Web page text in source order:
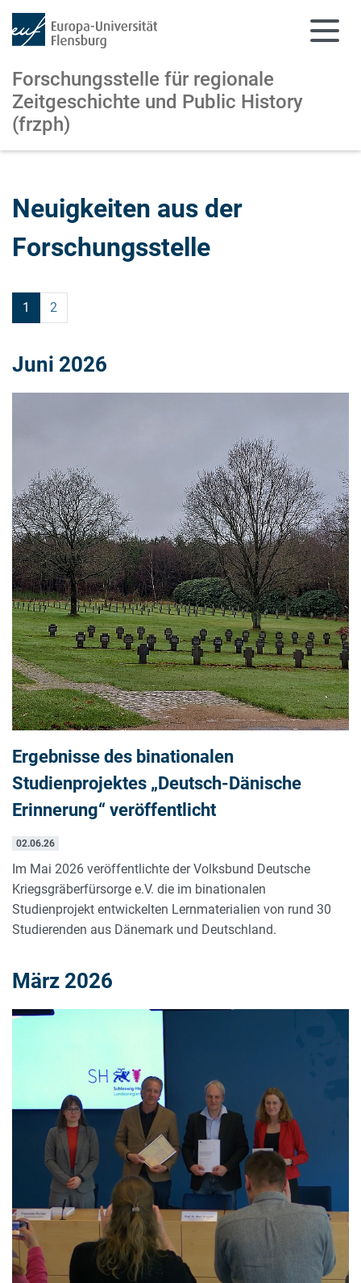
Forschungsstelle für regionale
Zeitgeschichte und Public History
(frzph)
Neuigkeiten aus der
Forschungsstelle
1 2
Juni 2026
Ergebnisse des binationalen
Studienprojektes „Deutsch-Dänische
Erinnerung“ veröffentlicht
02.06.26
Im Mai 2026 veröffentlichte der Volksbund Deutsche
Kriegsgräberfürsorge e.V. die im binationalen
Studienprojekt entwickelten Lernmaterialien von rund 30
Studierenden aus Dänemark und Deutschland.
März 2026